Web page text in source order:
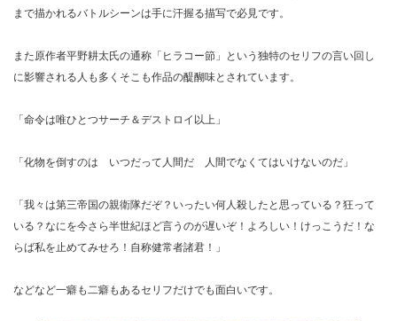
まで描かれるバトルシーンは手に汗握る描写で必見です。
また原作者平野耕太氏の通称「ヒラコー節」という独特のセリフの言い回し
に影響される人も多くそこも作品の醍醐味とされています。
「命令は唯ひとつサーチ＆デストロイ以上」
「化物を倒すのは いつだって人間だ 人間でなくてはいけないのだ」
「我々は第三帝国の親衛隊だぞ？いったい何人殺したと思っている？狂って
いる？なにを今さら半世紀ほど言うのが遅いぞ！よろしい！けっこうだ！な
らば私を止めてみせろ！自称健常者諸君！」
などなど一癖も二癖もあるセリフだけでも面白いです。